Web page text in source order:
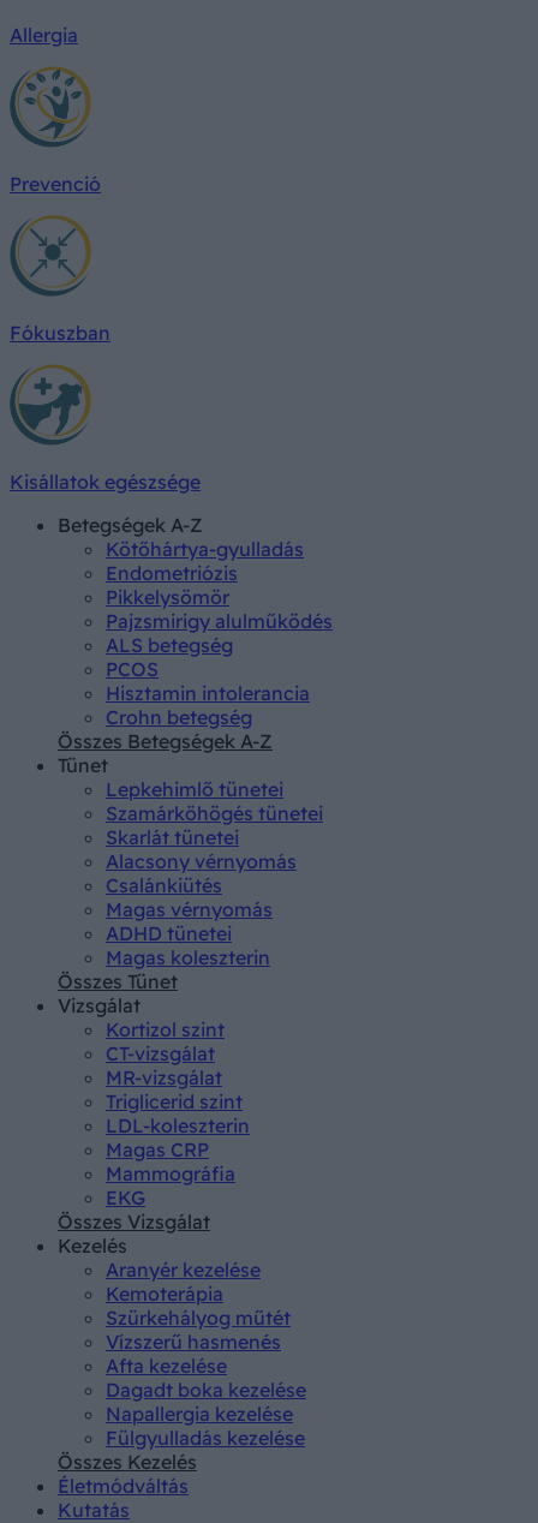
Allergia
Prevenció
Fókuszban
Kisállatok egészsége
Betegségek A-Z
Kötőhártya-gyulladás
Endometriózis
Pikkelysömör
Pajzsmirigy alulműködés
ALS betegség
PCOS
Hisztamin intolerancia
Crohn betegség
Összes Betegségek A-Z
Tünet
Lepkehimlő tünetei
Szamárköhögés tünetei
Skarlát tünetei
Alacsony vérnyomás
Csalánkiütés
Magas vérnyomás
ADHD tünetei
Magas koleszterin
Összes Tünet
Vizsgálat
Kortizol szint
CT-vizsgálat
MR-vizsgálat
Triglicerid szint
LDL-koleszterin
Magas CRP
Mammográfia
EKG
Összes Vizsgálat
Kezelés
Aranyér kezelése
Kemoterápia
Szürkehályog műtét
Vízszerű hasmenés
Afta kezelése
Dagadt boka kezelése
Napallergia kezelése
Fülgyulladás kezelése
Összes Kezelés
Életmódváltás
Kutatás